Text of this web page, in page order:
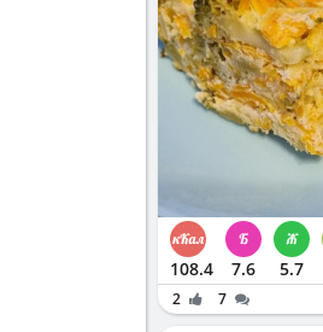
108.4 7.6 5.7
2 7